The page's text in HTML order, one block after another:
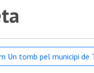
Un tomb pel municipi